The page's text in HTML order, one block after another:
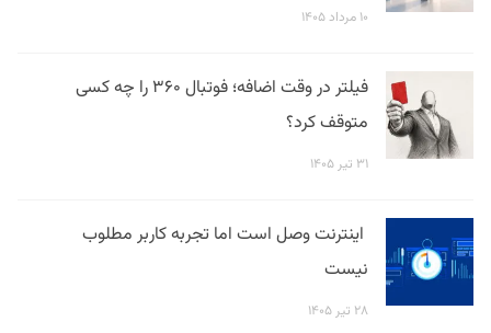
۱۰ مرداد ۱۴۰۵
فیلتر در وقت اضافه؛ فوتبال ۳۶۰ را چه کسی
متوقف کرد؟
۳۱ تیر ۱۴۰۵
اینترنت وصل است اما تجربه کاربر مطلوب
نیست
۲۸ تیر ۱۴۰۵